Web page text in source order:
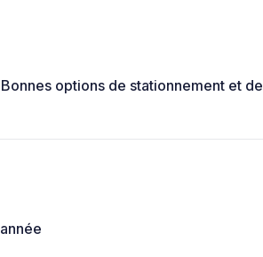
options de stationnement et de